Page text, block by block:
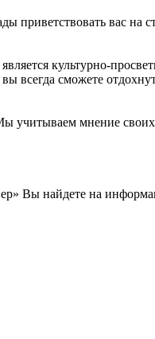
приветствовать вас на
культурно-
всегда сможете
учитываем мнение своих
Вы найдете на